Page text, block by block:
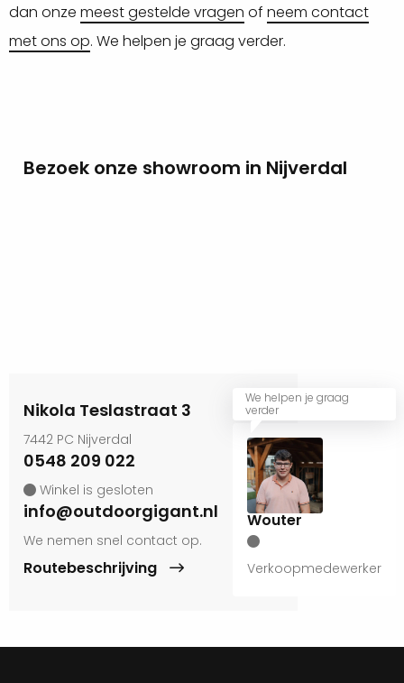
dan onze meest gestelde vragen of neem contact
met ons op. We helpen je graag verder.
Bezoek onze showroom in Nijverdal
We helpen je graag
verder
Wouter
Verkoopmedewerker
Nikola Teslastraat 3
7442 PC Nijverdal
0548 209 022
Winkel is gesloten
info@outdoorgigant.nl
We nemen snel contact op.
Routebeschrijving